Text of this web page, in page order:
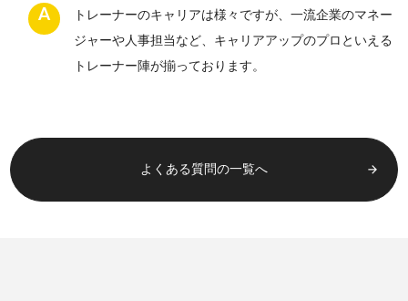
A
トレーナーのキャリアは様々ですが、一流企業のマネー
ジャーや人事担当など、キャリアアップのプロといえる
トレーナー陣が揃っております。
よくある質問の一覧へ arrow_forward
プライバシーポリシー
キャリアチェンジ関連情報